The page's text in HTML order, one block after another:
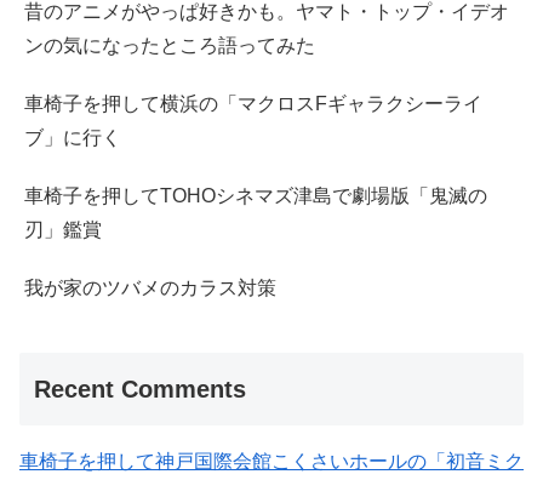
昔のアニメがやっぱ好きかも。ヤマト・トップ・イデオ
ンの気になったところ語ってみた
車椅子を押して横浜の「マクロスFギャラクシーライ
ブ」に行く
車椅子を押してTOHOシネマズ津島で劇場版「鬼滅の
刃」鑑賞
我が家のツバメのカラス対策
Recent Comments
車椅子を押して神戸国際会館こくさいホールの「初音ミク